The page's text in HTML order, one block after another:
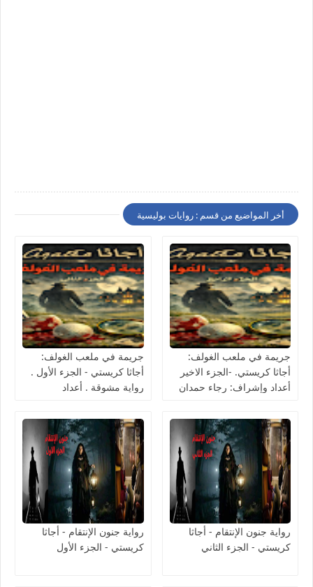
أخر المواضيع من قسم : روايات بوليسية
جريمة في ملعب الغولف:
أجاثا كريستي. -الجزء الاخير
أعداد وإشراف: رجاء حمدان
جريمة في ملعب الغولف:
أجاثا كريستي - الجزء الأول .
رواية مشوقة . أعداد
رواية جنون الإنتقام - أجاثا
كريستي - الجزء الثاني
رواية جنون الإنتقام - أجاثا
كريستي - الجزء الأول